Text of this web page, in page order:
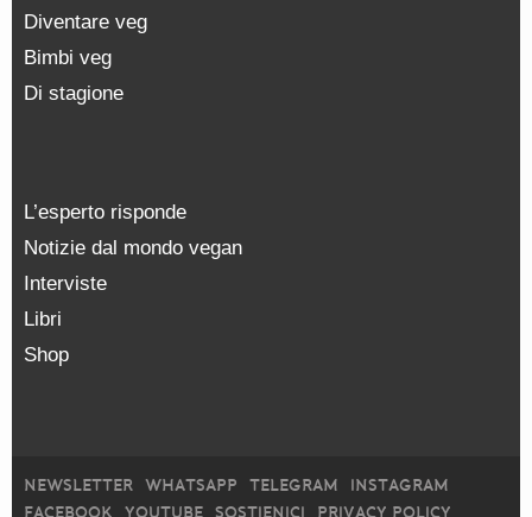
Diventare veg
Bimbi veg
Di stagione
L’esperto risponde
Notizie dal mondo vegan
Interviste
Libri
Shop
NEWSLETTER WHATSAPP TELEGRAM
INSTAGRAM